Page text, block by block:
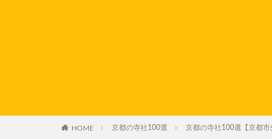
HOME 京都の寺社100選 京都の寺社100選【京都市